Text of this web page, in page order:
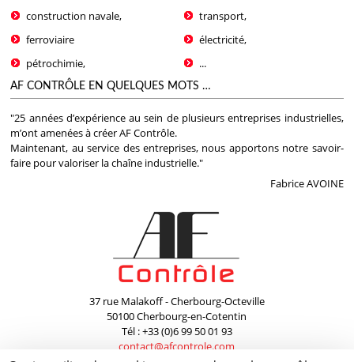
construction navale,
ferroviaire
pétrochimie,
transport,
électricité,
...
AF CONTRÔLE EN QUELQUES MOTS …
"25 années d’expérience au sein de plusieurs entreprises industrielles,
m’ont amenées à créer AF Contrôle.
Maintenant, au service des entreprises, nous apportons notre savoir-
faire pour valoriser la chaîne industrielle."
Fabrice AVOINE
37 rue Malakoff - Cherbourg-Octeville
50100 Cherbourg-en-Cotentin
Tél : +33 (0)6 99 50 01 93
contact@afcontrole.com